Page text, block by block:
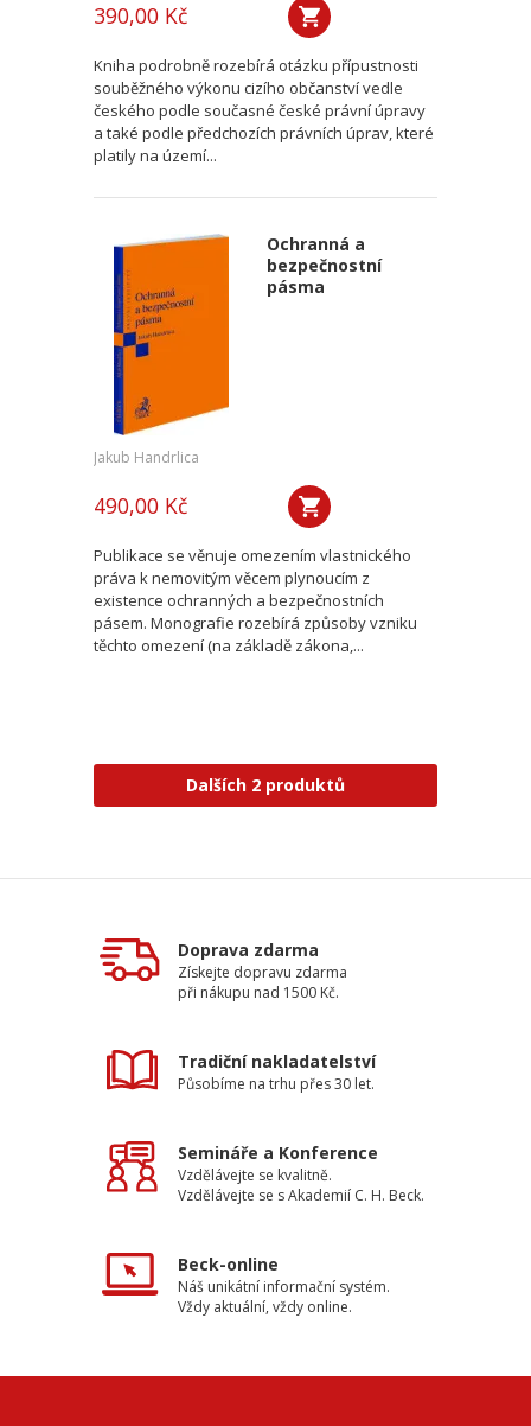
390,00 Kč
Kniha podrobně rozebírá otázku přípustnosti
souběžného výkonu cizího občanství vedle
českého podle současné české právní úpravy
a také podle předchozích právních úprav, které
platily na území...
Ochranná a
bezpečnostní
pásma
Jakub Handrlica
490,00 Kč
Publikace se věnuje omezením vlastnického
práva k nemovitým věcem plynoucím z
existence ochranných a bezpečnostních
pásem. Monografie rozebírá způsoby vzniku
těchto omezení (na základě zákona,...
Dalších 2 produktů
Doprava zdarma
Získejte dopravu zdarma
při nákupu nad 1500 Kč.
Tradiční nakladatelství
Působíme na trhu přes 30 let.
Semináře a Konference
Vzdělávejte se kvalitně.
Vzdělávejte se s Akademií C. H. Beck.
Beck-online
Náš unikátní informační systém.
Vždy aktuální, vždy online.